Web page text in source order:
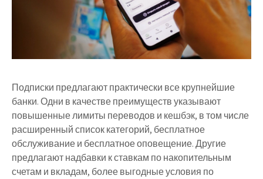
Подписки предлагают практически все крупнейшие
банки. Одни в качестве преимуществ указывают
повышенные лимиты переводов и кешбэк, в том числе
расширенный список категорий, бесплатное
обслуживание и бесплатное оповещение. Другие
предлагают надбавки к ставкам по накопительным
счетам и вкладам, более выгодные условия по